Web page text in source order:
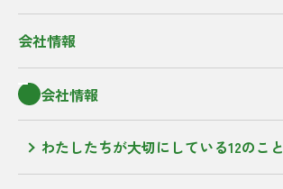
会社情報
会社情報
わたしたちが大切にしている12のこと